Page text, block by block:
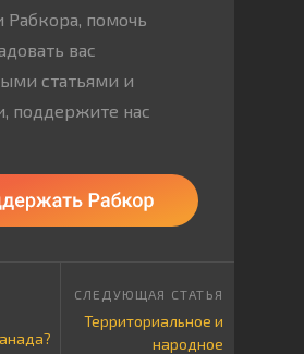
Рабкора, помочь
вас
статьями и
поддержите нас
Территориальное и
народное